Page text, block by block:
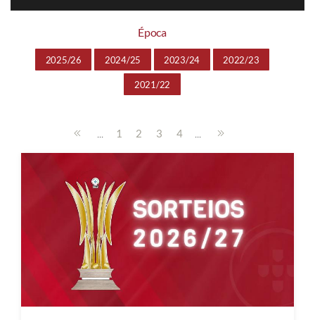
Época
2025/26 2024/25 2023/24 2022/23
2021/22
... 1 2 3 4 ...